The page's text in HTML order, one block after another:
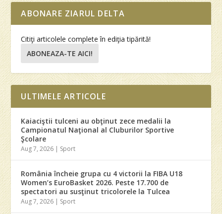
ABONARE ZIARUL DELTA
Citiţi articolele complete în ediţia tipărită!
ABONEAZA-TE AICI!
ULTIMELE ARTICOLE
Kaiaciştii tulceni au obţinut zece medalii la
Campionatul Naţional al Cluburilor Sportive
Şcolare
Aug 7, 2026 | Sport
România încheie grupa cu 4 victorii la FIBA U18
Women’s EuroBasket 2026. Peste 17.700 de
spectatori au susţinut tricolorele la Tulcea
Aug 7, 2026 | Sport